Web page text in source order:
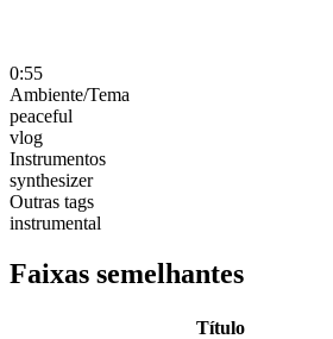
0:55
Ambiente/Tema
peaceful
vlog
Instrumentos
synthesizer
Outras tags
instrumental
Faixas semelhantes
Título